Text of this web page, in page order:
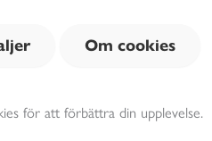
Om cookies
för att förbättra din upplevelse.